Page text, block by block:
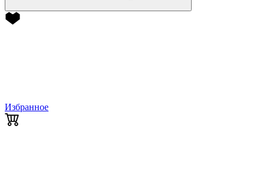
Избранное